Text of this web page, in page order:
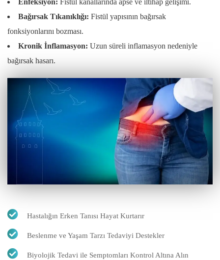
Bağırsak Tıkanıklığı: Fistül yapısının bağırsak
fonksiyonlarını bozması.
Kronik İnflamasyon: Uzun süreli inflamasyon nedeniyle
bağırsak hasarı.
Hastalığın Erken Tanısı Hayat Kurtarır
Beslenme ve Yaşam Tarzı Tedaviyi Destekler
Biyolojik Tedavi ile Semptomları Kontrol Altına Alın